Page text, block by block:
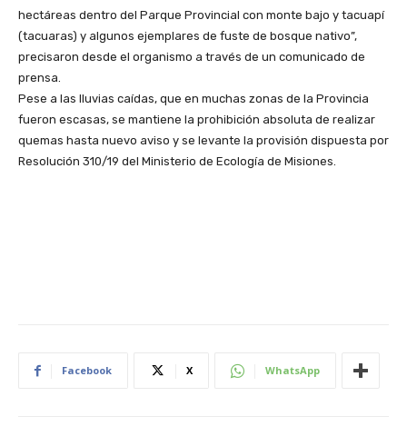
hectáreas dentro del Parque Provincial con monte bajo y tacuapí
(tacuaras) y algunos ejemplares de fuste de bosque nativo”,
precisaron desde el organismo a través de un comunicado de
prensa.
Pese a las lluvias caídas, que en muchas zonas de la Provincia
fueron escasas, se mantiene la prohibición absoluta de realizar
quemas hasta nuevo aviso y se levante la provisión dispuesta por
Resolución 310/19 del Ministerio de Ecología de Misiones.
Facebook X WhatsApp